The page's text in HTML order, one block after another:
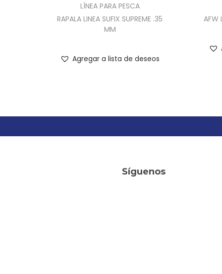
LÍNEA PARA PESCA
RAPALA LINEA SUFIX SUPREME .35
MM
Agregar a lista de deseos
AFW
Síguenos